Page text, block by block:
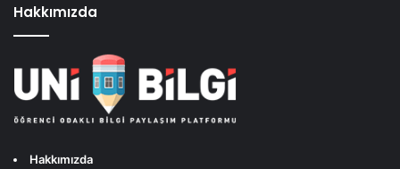
Hakkımızda
Hakkımızda